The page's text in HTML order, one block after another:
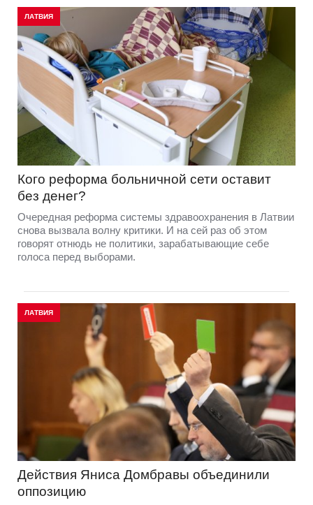
ЛАТВИЯ
Кого реформа больничной сети оставит
без денег?
Очередная реформа системы здравоохранения в Латвии
снова вызвала волну критики. И на сей раз об этом
говорят отнюдь не политики, зарабатывающие себе
голоса перед выборами.
ЛАТВИЯ
Действия Яниса Домбравы объединили
оппозицию